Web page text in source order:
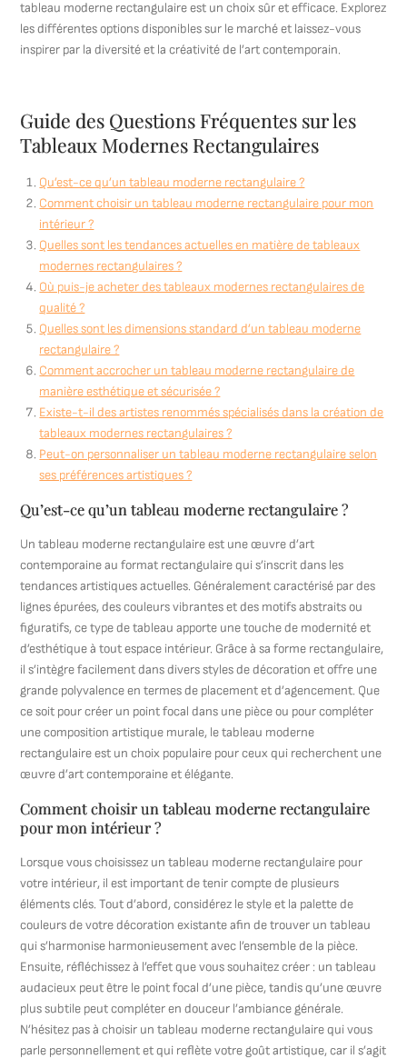
tableau moderne rectangulaire est un choix sûr et efficace. Explorez
les différentes options disponibles sur le marché et laissez-vous
inspirer par la diversité et la créativité de l’art contemporain.
Guide des Questions Fréquentes sur les
Tableaux Modernes Rectangulaires
Qu’est-ce qu’un tableau moderne rectangulaire ?
Comment choisir un tableau moderne rectangulaire pour mon
intérieur ?
Quelles sont les tendances actuelles en matière de tableaux
modernes rectangulaires ?
Où puis-je acheter des tableaux modernes rectangulaires de
qualité ?
Quelles sont les dimensions standard d’un tableau moderne
rectangulaire ?
Comment accrocher un tableau moderne rectangulaire de
manière esthétique et sécurisée ?
Existe-t-il des artistes renommés spécialisés dans la création de
tableaux modernes rectangulaires ?
Peut-on personnaliser un tableau moderne rectangulaire selon
ses préférences artistiques ?
Qu’est-ce qu’un tableau moderne rectangulaire ?
Un tableau moderne rectangulaire est une œuvre d’art
contemporaine au format rectangulaire qui s’inscrit dans les
tendances artistiques actuelles. Généralement caractérisé par des
lignes épurées, des couleurs vibrantes et des motifs abstraits ou
figuratifs, ce type de tableau apporte une touche de modernité et
d’esthétique à tout espace intérieur. Grâce à sa forme rectangulaire,
il s’intègre facilement dans divers styles de décoration et offre une
grande polyvalence en termes de placement et d’agencement. Que
ce soit pour créer un point focal dans une pièce ou pour compléter
une composition artistique murale, le tableau moderne
rectangulaire est un choix populaire pour ceux qui recherchent une
œuvre d’art contemporaine et élégante.
Comment choisir un tableau moderne rectangulaire
pour mon intérieur ?
Lorsque vous choisissez un tableau moderne rectangulaire pour
votre intérieur, il est important de tenir compte de plusieurs
éléments clés. Tout d’abord, considérez le style et la palette de
couleurs de votre décoration existante afin de trouver un tableau
qui s’harmonise harmonieusement avec l’ensemble de la pièce.
Ensuite, réfléchissez à l’effet que vous souhaitez créer : un tableau
audacieux peut être le point focal d’une pièce, tandis qu’une œuvre
plus subtile peut compléter en douceur l’ambiance générale.
N’hésitez pas à choisir un tableau moderne rectangulaire qui vous
parle personnellement et qui reflète votre goût artistique, car il s’agit